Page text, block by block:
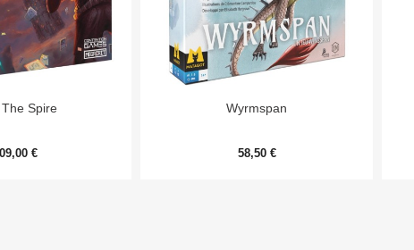
rapide
Spire
€
Aperçu rapide
Wyrmspan
58,50 €